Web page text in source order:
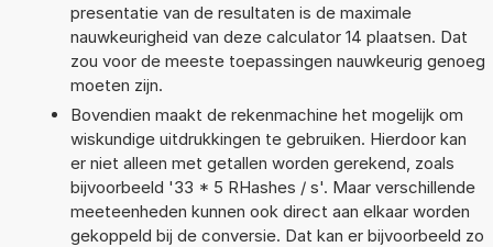
presentatie van de resultaten is de maximale
nauwkeurigheid van deze calculator 14 plaatsen. Dat
zou voor de meeste toepassingen nauwkeurig genoeg
moeten zijn.
Bovendien maakt de rekenmachine het mogelijk om
wiskundige uitdrukkingen te gebruiken. Hierdoor kan
er niet alleen met getallen worden gerekend, zoals
bijvoorbeeld '33 * 5 RHashes / s'. Maar verschillende
meeteenheden kunnen ook direct aan elkaar worden
gekoppeld bij de conversie. Dat kan er bijvoorbeeld zo